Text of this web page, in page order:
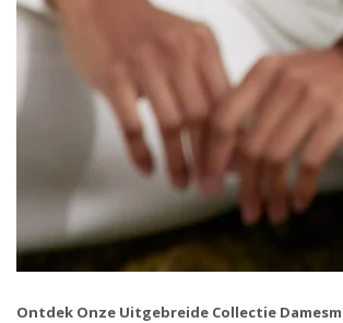
Ontdek Onze Uitgebreide Collectie